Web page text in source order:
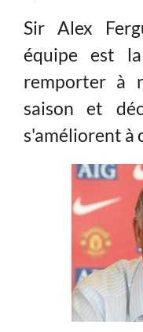
Sir Alex
équipe est
remporter à
saison et
s'améliorent à